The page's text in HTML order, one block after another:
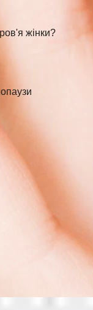
жінки?